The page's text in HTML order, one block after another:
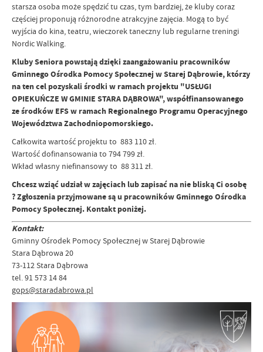
starsza osoba może spędzić tu czas, tym bardziej, że kluby coraz
częściej proponują różnorodne atrakcyjne zajęcia. Mogą to być
wyjścia do kina, teatru, wieczorek taneczny lub regularne treningi
Nordic Walking.
Kluby Seniora powstają dzięki zaangażowaniu pracowników
Gminnego Ośrodka Pomocy Społecznej w Starej Dąbrowie, którzy
na ten cel pozyskali środki w ramach projektu "USŁUGI
OPIEKUŃCZE W GMINIE STARA DĄBROWA", współfinansowanego
ze środków EFS w ramach Regionalnego Programu Operacyjnego
Województwa Zachodniopomorskiego.
Całkowita wartość projektu to 883 110 zł.
Wartość dofinansowania to 794 799 zł.
Wkład własny niefinansowy to 88 311 zł.
Chcesz wziąć udział w zajęciach lub zapisać na nie bliską Ci osobę
? Zgłoszenia przyjmowane są u pracowników Gminnego Ośrodka
Pomocy Społecznej. Kontakt poniżej.
Kontakt:
Gminny Ośrodek Pomocy Społecznej w Starej Dąbrowie
Stara Dąbrowa 20
73-112 Stara Dąbrowa
tel. 91 573 14 84
gops@staradabrowa.pl